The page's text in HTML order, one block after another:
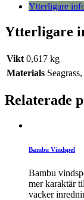
Ytterligare
Ytterligare
Vikt 0,617 kg
Materials
Relaterade
Bambu Vindspel
Bambu
mer karaktär
vacker